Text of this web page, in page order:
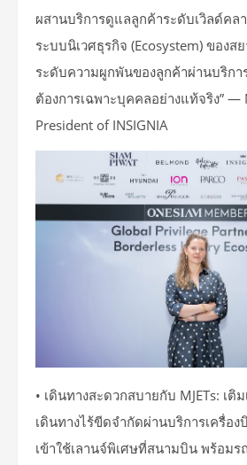
ผสานบริการดูแลลูกค้าระดับเวิลด์คลา
ระบบนิเวศธุรกิจ (Ecosystem) ของส
ระดับความผูกพันของลูกค้าผ่านบริก
ต้องการเฉพาะบุคคลอย่างแท้จริง” —
President of INSIGNIA
• เดินทางสะดวกสบายกับ MJETs: เ
เดินทางไร้ขีดจำกัดผ่านบริการเครื่อ
เข้าใช้เลานจ์พิเศษที่สนามบิน พร้อมร